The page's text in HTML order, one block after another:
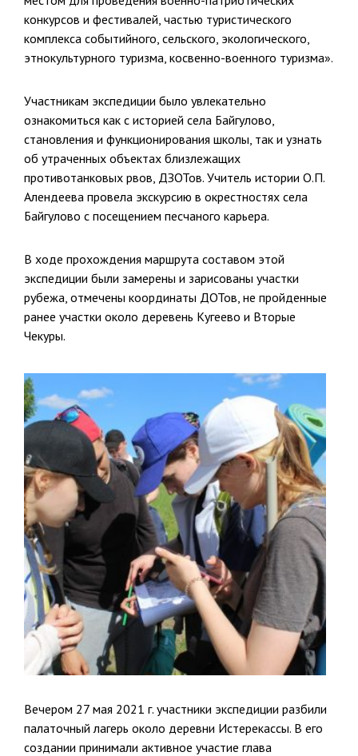
конкурсов и фестивалей, частью туристического
комплекса событийного, сельского, экологического,
этнокультурного туризма, косвенно-военного туризма».
Участникам экспедиции было увлекательно
ознакомиться как с историей села Байгулово,
становления и функционирования школы, так и узнать
об утраченных объектах близлежащих
противотанковых рвов, ДЗОТов. Учитель истории О.П.
Алендеева провела экскурсию в окрестностях села
Байгулово с посещением песчаного карьера.
В ходе прохождения маршрута составом этой
экспедиции были замерены и зарисованы участки
рубежа, отмечены координаты ДОТов, не пройденные
ранее участки около деревень Кугеево и Вторые
Чекуры.
Вечером 27 мая 2021 г. участники экспедиции разбили
палаточный лагерь около деревни Истерекассы. В его
создании принимали активное участие глава